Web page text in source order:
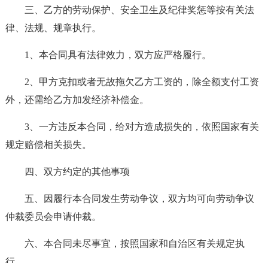
三、乙方的劳动保护、安全卫生及纪律奖惩等按有关法
律、法规、规章执行。
1、本合同具有法律效力，双方应严格履行。
2、甲方克扣或者无故拖欠乙方工资的，除全额支付工资
外，还需给乙方加发经济补偿金。
3、一方违反本合同，给对方造成损失的，依照国家有关
规定赔偿相关损失。
四、双方约定的其他事项
五、因履行本合同发生劳动争议，双方均可向劳动争议
仲裁委员会申请仲裁。
六、本合同未尽事宜，按照国家和自治区有关规定执